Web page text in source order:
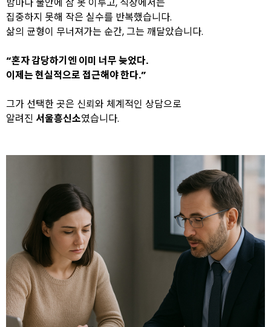
집중하지 못해 작은 실수를 반복했습니다.
삶의 균형이 무너져가는 순간, 그는 깨달았습니다.
“혼자 감당하기엔 이미 너무 늦었다.
이제는 현실적으로 접근해야 한다.”
그가 선택한 곳은 신뢰와 체계적인 상담으로
알려진 서울흥신소였습니다.